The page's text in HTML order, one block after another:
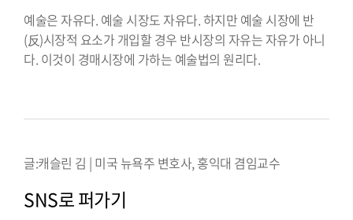
예술은 자유다. 예술 시장도 자유다. 하지만 예술 시장에 반
(反)시장적 요소가 개입할 경우 반시장의 자유는 자유가 아니
다. 이것이 경매시장에 가하는 예술법의 원리다.
글:캐슬린 김 | 미국 뉴욕주 변호사, 홍익대 겸임교수
SNS로 퍼가기